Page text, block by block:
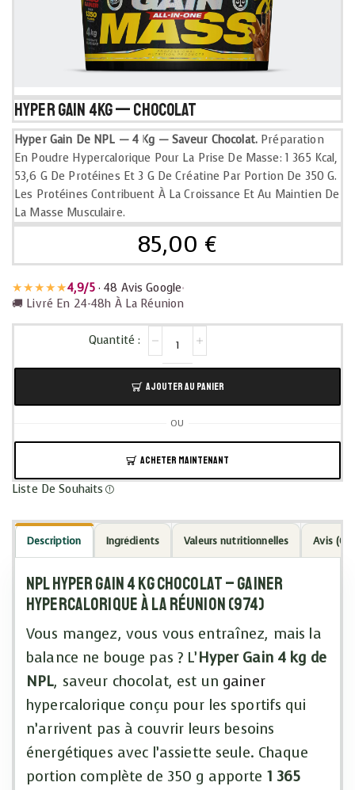
Hyper Gain 4kg — Chocolat
Hyper Gain De NPL — 4 Kg — Saveur Chocolat. Préparation
En Poudre Hypercalorique Pour La Prise De Masse: 1 365 Kcal,
53,6 G De Protéines Et 3 G De Créatine Par Portion De 350 G.
Les Protéines Contribuent À La Croissance Et Au Maintien De
La Masse Musculaire.
85,00 €
★★★★★4,9/5· 48 Avis Google•
🚚 Livré En 24-48h À La Réunion
AJOUTER AU PANIER
OU
ACHETER MAINTENANT
Liste De Souhaits
Description Ingrédients Valeurs nutritionnelles Avis (0)
NPL Hyper Gain 4 kg Chocolat – gainer
hypercalorique à La Réunion (974)
Vous mangez, vous vous entraînez, mais la
balance ne bouge pas ? L’Hyper Gain 4 kg de
NPL, saveur chocolat, est un gainer
hypercalorique conçu pour les sportifs qui
n’arrivent pas à couvrir leurs besoins
énergétiques avec l’assiette seule. Chaque
portion complète de 350 g apporte 1 365